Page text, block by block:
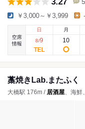
￥3,000～￥3,999 -
空席
情報
日
8/9
月
10
藁焼きLab.またふく
大橋駅 176m / 居酒屋、海鮮